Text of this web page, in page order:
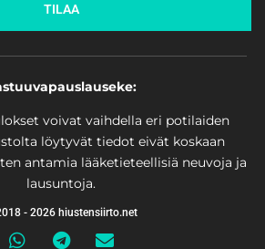
TILAA
voivat vaihdella eri potilaiden
löytyvät tiedot eivät koskaan
antamia lääketieteellisiä neuvoja ja
lausuntoja.
- 2026 hiustensiirto.net